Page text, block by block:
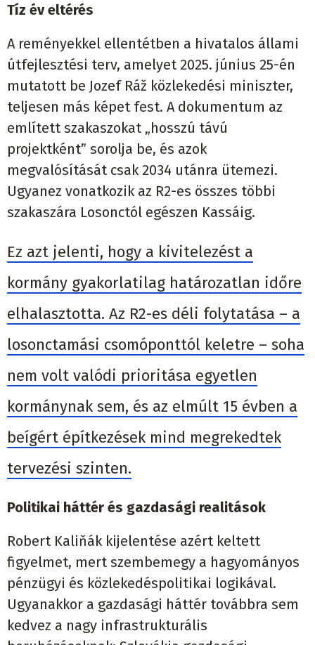
Tíz év eltérés
A reményekkel ellentétben a hivatalos állami
útfejlesztési terv, amelyet 2025. június 25-én
mutatott be Jozef Ráž közlekedési miniszter,
teljesen más képet fest. A dokumentum az
említett szakaszokat „hosszú távú
projektként” sorolja be, és azok
megvalósítását csak 2034 utánra ütemezi.
Ugyanez vonatkozik az R2-es összes többi
szakaszára Losonctól egészen Kassáig.
Ez azt jelenti, hogy a kivitelezést a
kormány gyakorlatilag határozatlan időre
elhalasztotta. Az R2-es déli folytatása – a
losonctamási csomóponttól keletre – soha
nem volt valódi prioritása egyetlen
kormánynak sem, és az elmúlt 15 évben a
beígért építkezések mind megrekedtek
tervezési szinten.
Politikai háttér és gazdasági realitások
Robert Kaliňák kijelentése azért keltett
figyelmet, mert szembemegy a hagyományos
pénzügyi és közlekedéspolitikai logikával.
Ugyanakkor a gazdasági háttér továbbra sem
kedvez a nagy infrastrukturális